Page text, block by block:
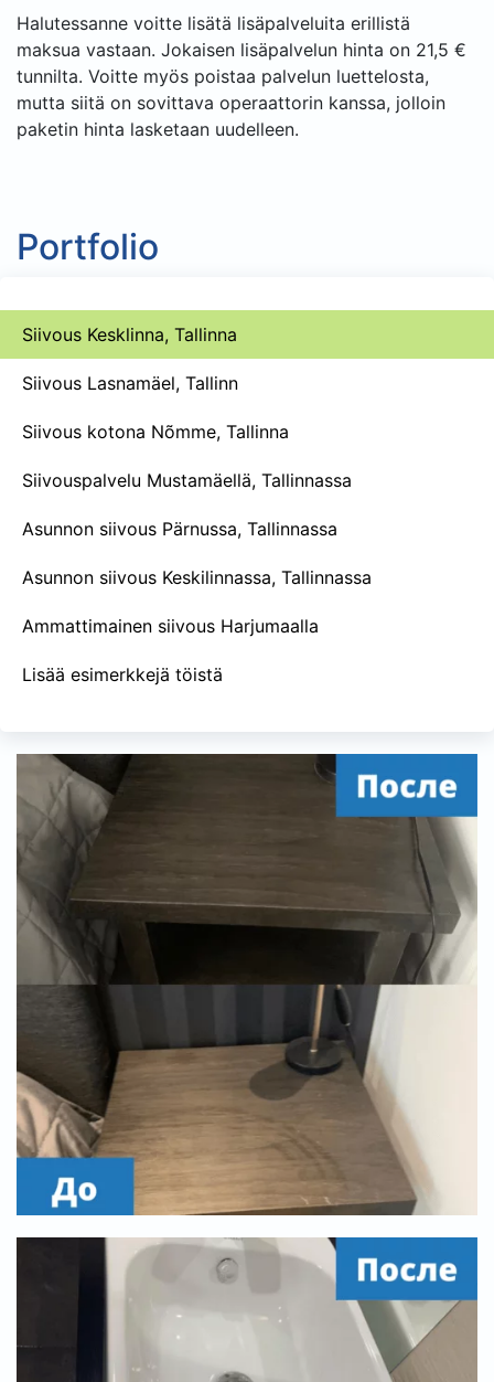
Halutessanne voitte lisätä lisäpalveluita erillistä
maksua vastaan. Jokaisen lisäpalvelun hinta on 21,5 €
tunnilta. Voitte myös poistaa palvelun luettelosta,
mutta siitä on sovittava operaattorin kanssa, jolloin
paketin hinta lasketaan uudelleen.
Portfolio
Siivous Kesklinna, Tallinna
Siivous Lasnamäel, Tallinn
Siivous kotona Nõmme, Tallinna
Siivouspalvelu Mustamäellä, Tallinnassa
Asunnon siivous Pärnussa, Tallinnassa
Asunnon siivous Keskilinnassa, Tallinnassa
Ammattimainen siivous Harjumaalla
Lisää esimerkkejä töistä